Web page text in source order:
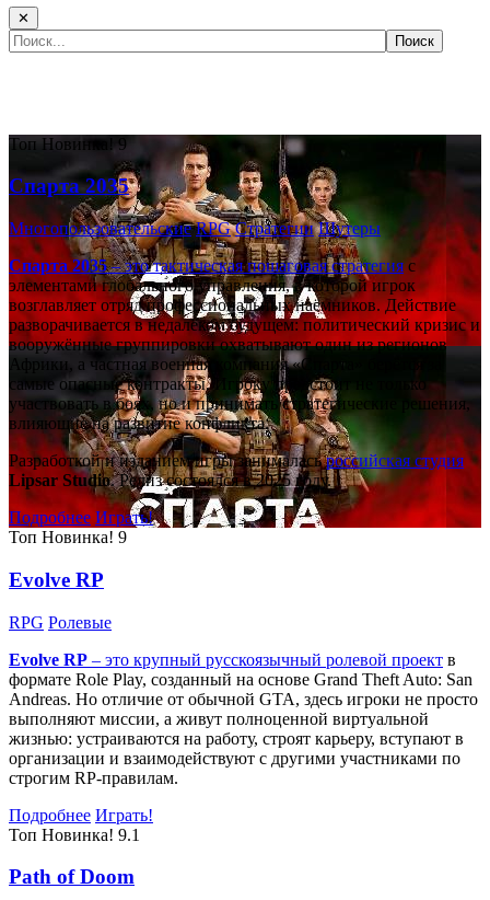
✕
Топ Новинка! 9
Спарта 2035
Многопользовательские RPG Стратегии Шутеры
Спарта 2035– это тактическаяпошаговая стратегияс
элементами глобального управления, в которой игрок
возглавляет отряд профессиональных наёмников. Действие
разворачивается в недалёком будущем: политический кризис и
вооружённые группировки охватывают один из регионов
Африки, а частная военная компания «Спарта» берётся за
самые опасные контракты. Игроку предстоит не только
участвовать в боях, но и принимать стратегические решения,
влияющие на развитие конфликта.
Разработкой и изданием игры занималасьроссийская студия
Lipsar Studio. Релиз состоялся в 2025 году.
Подробнее Играть!
Топ Новинка! 9
Evolve RP
RPG Ролевые
Evolve RP – это крупный русскоязычный ролевой проект в
формате Role Play, созданный на основе Grand Theft Auto: San
Andreas. Но отличие от обычной GTA, здесь игроки не просто
выполняют миссии, а живут полноценной виртуальной
жизнью: устраиваются на работу, строят карьеру, вступают в
организации и взаимодействуют с другими участниками по
строгим RP-правилам.
Подробнее Играть!
Топ Новинка! 9.1
Path of Doom